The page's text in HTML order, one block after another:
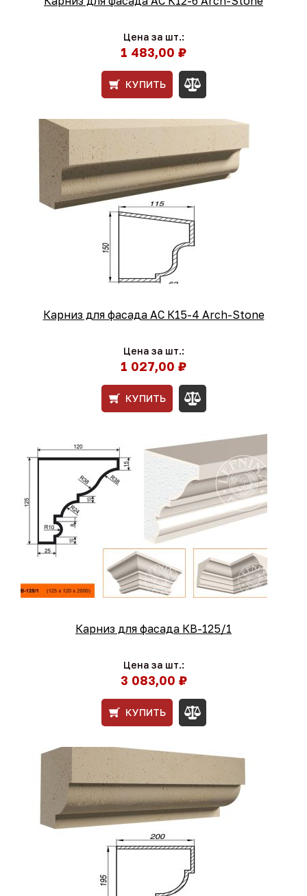
Цена за шт.:
1 483,00 ₽
КУПИТЬ
Карниз для фасада АС К15-4 Arch-Stone
Цена за шт.:
1 027,00 ₽
КУПИТЬ
Карниз для фасада КВ-125/1
Цена за шт.:
3 083,00 ₽
КУПИТЬ